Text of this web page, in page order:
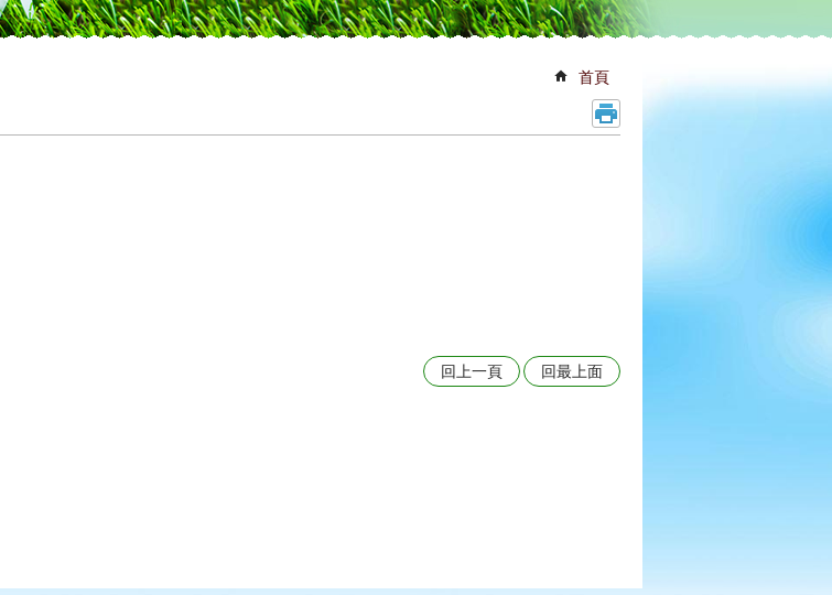
首頁
回上一頁 回最上面